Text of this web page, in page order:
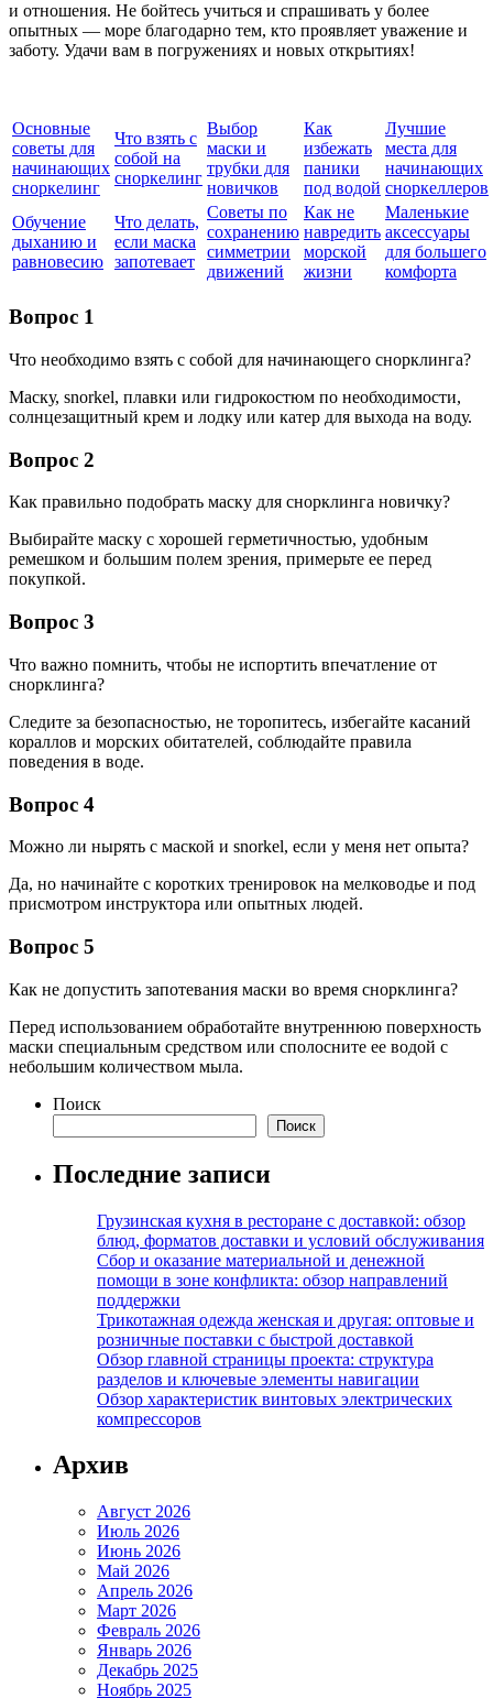
и отношения. Не бойтесь учиться и спрашивать у более
опытных — море благодарно тем, кто проявляет уважение и
заботу. Удачи вам в погружениях и новых открытиях!
Основные
советы для
начинающих
сноркелинг
Что взять с
собой на
сноркелинг
Выбор
маски и
трубки для
новичков
Как
избежать
паники
под водой
Лучшие
места для
начинающих
сноркеллеров
Обучение
дыханию и
равновесию
Что делать,
если маска
запотевает
Советы по
сохранению
симметрии
движений
Как не
навредить
морской
жизни
Маленькие
аксессуары
для большего
комфорта
Вопрос 1
Что необходимо взять с собой для начинающего снорклинга?
Маску, snorkel, плавки или гидрокостюм по необходимости,
солнцезащитный крем и лодку или катер для выхода на воду.
Вопрос 2
Как правильно подобрать маску для снорклинга новичку?
Выбирайте маску с хорошей герметичностью, удобным
ремешком и большим полем зрения, примерьте ее перед
покупкой.
Вопрос 3
Что важно помнить, чтобы не испортить впечатление от
снорклинга?
Следите за безопасностью, не торопитесь, избегайте касаний
кораллов и морских обитателей, соблюдайте правила
поведения в воде.
Вопрос 4
Можно ли нырять с маской и snorkel, если у меня нет опыта?
Да, но начинайте с коротких тренировок на мелководье и под
присмотром инструктора или опытных людей.
Вопрос 5
Как не допустить запотевания маски во время снорклинга?
Перед использованием обработайте внутреннюю поверхность
маски специальным средством или сполосните ее водой с
небольшим количеством мыла.
Поиск
Поиск
Последние записи
Грузинская кухня в ресторане с доставкой: обзор
блюд, форматов доставки и условий обслуживания
Сбор и оказание материальной и денежной
помощи в зоне конфликта: обзор направлений
поддержки
Трикотажная одежда женская и другая: оптовые и
розничные поставки с быстрой доставкой
Обзор главной страницы проекта: структура
разделов и ключевые элементы навигации
Обзор характеристик винтовых электрических
компрессоров
Архив
Август 2026
Июль 2026
Июнь 2026
Май 2026
Апрель 2026
Март 2026
Февраль 2026
Январь 2026
Декабрь 2025
Ноябрь 2025